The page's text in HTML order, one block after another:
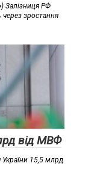
Залізниця РФ
через зростання
від МВФ
15,5 млрд